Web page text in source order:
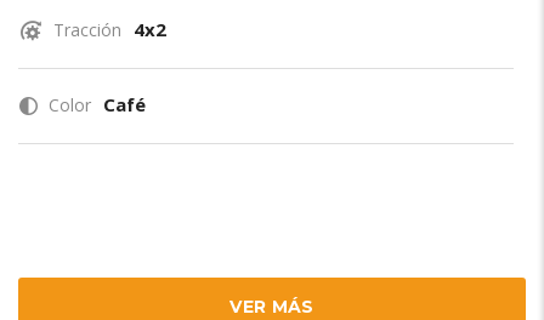
Tracción 4x2
Color Café
VER MÁS